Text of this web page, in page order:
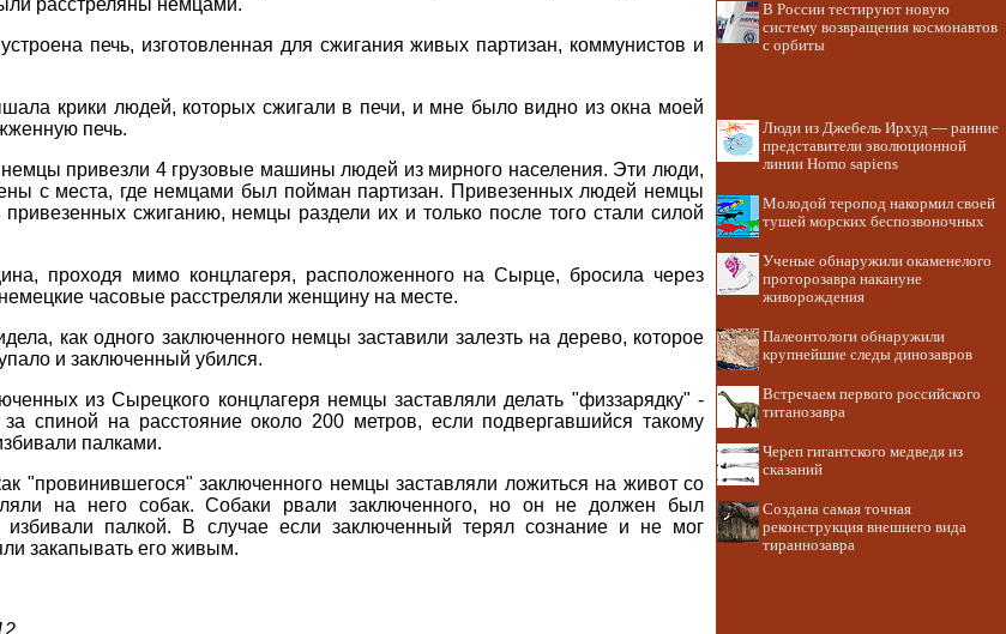
печь, изготовленная для сжигания живых партизан, коммунистов и
крики людей, которых сжигали в печи, и мне было видно из окна моей
печь.
привезли 4 грузовые машины людей из мирного населения. Эти люди,
с места, где немцами был пойман партизан. Привезенных людей немцы
сжиганию, немцы раздели их и только после того стали силой
проходя мимо концлагеря, расположенного на Сырце, бросила через
часовые расстреляли женщину на месте.
как одного заключенного немцы заставили залезть на дерево, которое
и заключенный убился.
из Сырецкого концлагеря немцы заставляли делать "физзарядку" -
спиной на расстояние около 200 метров, если подвергавшийся такому
палками.
"провинившегося" заключенного немцы заставляли ложиться на живот со
на него собак. Собаки рвали заключенного, но он не должен был
избивали палкой. В случае если заключенный терял сознание и не мог
закапывать его живым.
В России тестируют новую
систему возвращения космонавтов
с орбиты
Люди из Джебель Ирхуд — ранние
представители эволюционной
линии Homo sapiens
Молодой теропод накормил своей
тушей морских беспозвоночных
Ученые обнаружили окаменелого
проторозавра накануне
живорождения
Палеонтологи обнаружили
крупнейшие следы динозавров
Встречаем первого российского
титанозавра
Череп гигантского медведя из
сказаний
Создана самая точная
реконструкция внешнего вида
тираннозавра